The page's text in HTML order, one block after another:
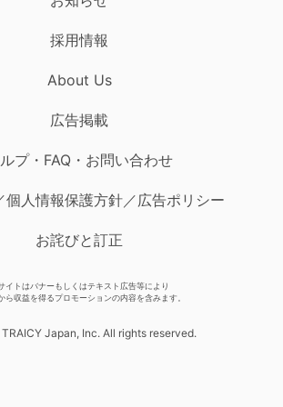
採用情報
About Us
広告掲載
プ・FAQ・お問い合わせ
個人情報保護方針／広告ポリシー
お詫びと訂正
イトはバナーもしくはテキスト広告等により
ら収益を得るプロモーションの内容を含みます。
Japan, Inc. All rights reserved.